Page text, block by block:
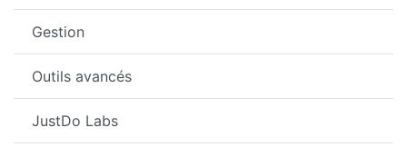
Gestion
Outils avancés
JustDo Labs